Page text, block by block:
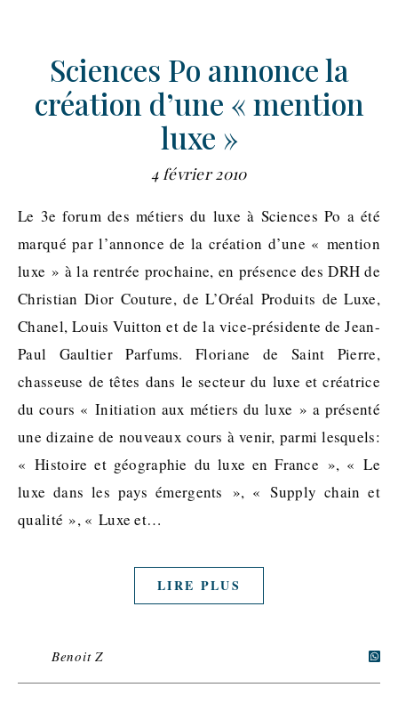
Sciences Po annonce la
création d’une « mention
luxe »
4 février 2010
Le 3e forum des métiers du luxe à Sciences Po a été
marqué par l’annonce de la création d’une « mention
luxe » à la rentrée prochaine, en présence des DRH de
Christian Dior Couture, de L’Oréal Produits de Luxe,
Chanel, Louis Vuitton et de la vice-présidente de Jean-
Paul Gaultier Parfums. Floriane de Saint Pierre,
chasseuse de têtes dans le secteur du luxe et créatrice
du cours « Initiation aux métiers du luxe » a présenté
une dizaine de nouveaux cours à venir, parmi lesquels:
« Histoire et géographie du luxe en France », « Le
luxe dans les pays émergents », « Supply chain et
qualité », « Luxe et…
LIRE PLUS
Benoit Z